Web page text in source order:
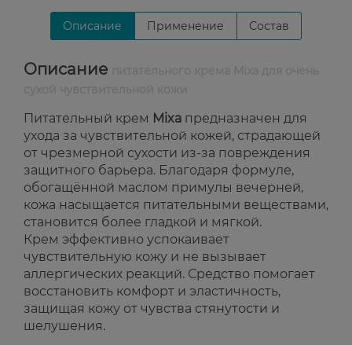
Описание Применение Состав
Описание
Питательный крем Mixa предназначен для
ухода за чувствительной кожей, страдающей
от чрезмерной сухости из-за повреждения
защитного барьера. Благодаря формуле,
обогащённой маслом примулы вечерней,
кожа насыщается питательными веществами,
становится более гладкой и мягкой.
Крем эффективно успокаивает
чувствительную кожу и не вызывает
аллергических реакций. Средство помогает
восстановить комфорт и эластичность,
защищая кожу от чувства стянутости и
шелушения.